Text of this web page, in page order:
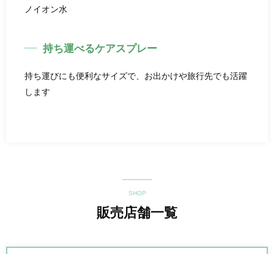
ノイオン水
持ち運べるケアスプレー
持ち運びにも便利なサイズで、お出かけや旅行先でも活躍
します
SHOP
販売店舗一覧